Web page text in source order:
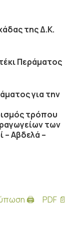
της Δ.Κ.
Περάματος
για την
τρόπου
των
– Αβδελά –
🖨 PDF 📄